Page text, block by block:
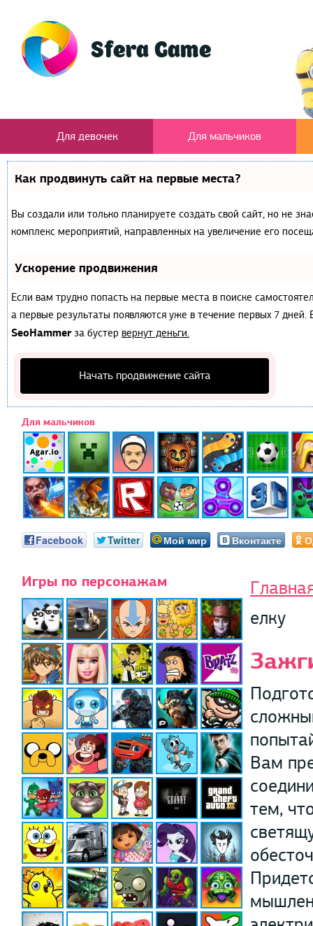
Для девочек Для мальчиков
Как продвинуть сайт на первые места?
Вы создали или только планируете создать свой сайт, но не
комплекс мероприятий, направленных на увеличение его
Ускорение продвижения
Если вам трудно попасть на первые места в поиске
а первые результаты появляются уже в течение первых 7
SeoHammerза бустер вернут деньги.
Начать продвижение сайта
Для мальчиков
Facebook Twitter Мой мир Вконтакте
Игры по персонажам
елку
Вам
тем,